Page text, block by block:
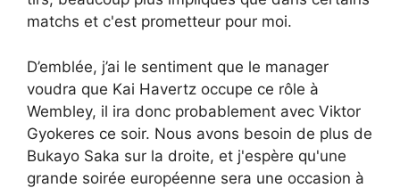
matchs et c'est prometteur pour moi.
D’emblée, j’ai le sentiment que le manager
voudra que Kai Havertz occupe ce rôle à
Wembley, il ira donc probablement avec Viktor
Gyokeres ce soir. Nous avons besoin de plus de
Bukayo Saka sur la droite, et j'espère qu'une
grande soirée européenne sera une occasion à